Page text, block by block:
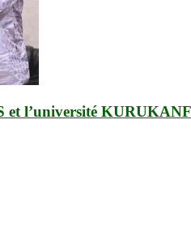
et l’université